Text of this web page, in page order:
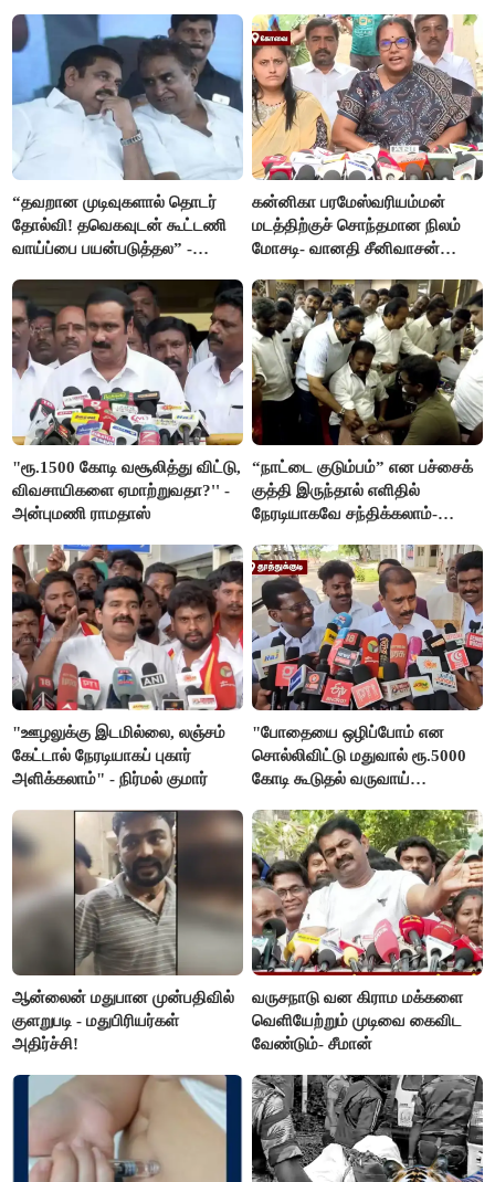
“தவறான முடிவுகளால் தொடர்
தோல்வி! தவெகவுடன் கூட்டணி
வாய்ப்பை பயன்படுத்தல” -
கன்னிகா பரமேஸ்வரியம்மன்
மடத்திற்குச் சொந்தமான நிலம்
மோசடி- வானதி சீனிவாசன்
"ரூ.1500 கோடி வசூலித்து விட்டு,
விவசாயிகளை ஏமாற்றுவதா?'' -
அன்புமணி ராமதாஸ்
“நாட்டை குடும்பம்” என பச்சைக்
குத்தி இருந்தால் எளிதில்
நேரடியாகவே சந்திக்கலாம்-
"ஊழலுக்கு இடமில்லை, லஞ்சம்
கேட்டால் நேரடியாகப் புகார்
அளிக்கலாம்" - நிர்மல் குமார்
"போதையை ஒழிப்போம் என
சொல்லிவிட்டு மதுவால் ரூ.5000
கோடி கூடுதல் வருவாய்
மார்க்கண்டேயன்
ஆன்லைன் மதுபான முன்பதிவில்
குளறுபடி - மதுபிரியர்கள்
அதிர்ச்சி!
வருசநாடு வன கிராம மக்களை
வெளியேற்றும் முடிவை கைவிட
வேண்டும்- சீமான்